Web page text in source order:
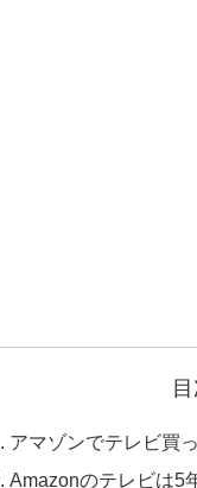
アマゾンでテレビ買
Amazonのテレビは5